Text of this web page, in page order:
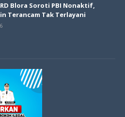
Blora Soroti PBI Nonaktif,
Terancam Tak Terlayani